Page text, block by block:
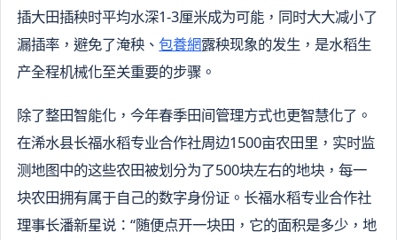
插大田插秧时平均水深1-3厘米成为可能，同时大大减小了
漏插率，避免了淹秧、包養網露秧现象的发生，是水稻生
产全程机械化至关重要的步骤。
除了整田智能化，今年春季田间管理方式也更智慧化了。
在浠水县长福水稻专业合作社周边1500亩农田里，实时监
测地图中的这些农田被划分为了500块左右的地块，每一
块农田拥有属于自己的数字身份证。长福水稻专业合作社
理事长潘新星说：“随便点开一块田，它的面积是多少，地